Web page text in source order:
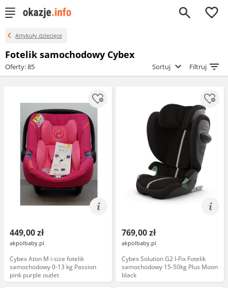
0
Artykuły dziecięce
Fotelik samochodowy Cybex
Oferty: 85 Sortuj Filtruj
449,00 zł
akpolbaby.pl
Cybex Aton M i-size fotelik
samochodowy 0-13 kg Passion
pink purple outlet
769,00 zł
akpolbaby.pl
Cybex Solution G2 I-Fix Fotelik
samochodowy 15-50kg Plus Moon
black